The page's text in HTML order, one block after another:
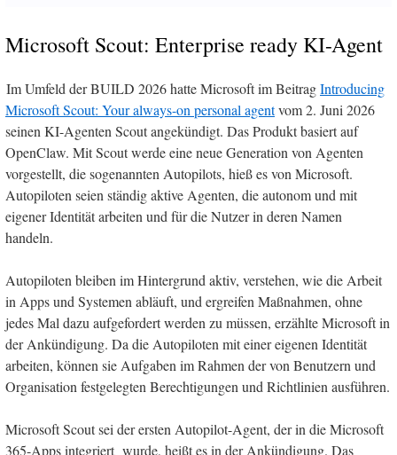
Microsoft Scout: Enterprise ready KI-Agent
Im Umfeld der BUILD 2026 hatte Microsoft im BeitragIntroducing
Microsoft Scout: Your always-on personal agentvom 2. Juni 2026
seinen KI-Agenten Scout angekündigt. Das Produkt basiert auf
OpenClaw. Mit Scout werde eine neue Generation von Agenten
vorgestellt, die sogenannten Autopilots, hieß es von Microsoft.
Autopiloten seien ständig aktive Agenten, die autonom und mit
eigener Identität arbeiten und für die Nutzer in deren Namen
handeln.
Autopiloten bleiben im Hintergrund aktiv, verstehen, wie die Arbeit
in Apps und Systemen abläuft, und ergreifen Maßnahmen, ohne
jedes Mal dazu aufgefordert werden zu müssen, erzählte Microsoft in
der Ankündigung. Da die Autopiloten mit einer eigenen Identität
arbeiten, können sie Aufgaben im Rahmen der von Benutzern und
Organisation festgelegten Berechtigungen und Richtlinien ausführen.
Microsoft Scout sei der ersten Autopilot-Agent, der in die Microsoft
365-Apps integriert wurde, heißt es in der Ankündigung. Das